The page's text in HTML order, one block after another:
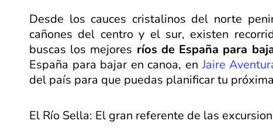
Desde los cauces cristalinos del norte
cañones del centro y el sur, existen
buscas los mejores ríos de España para
España para bajar en canoa, enJaire
del país para que puedas planificar tu
El Río Sella: El gran referente de las